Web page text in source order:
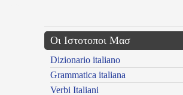
Οι Ιστοτοποι Μασ
Dizionario italiano
Grammatica italiana
Verbi Italiani